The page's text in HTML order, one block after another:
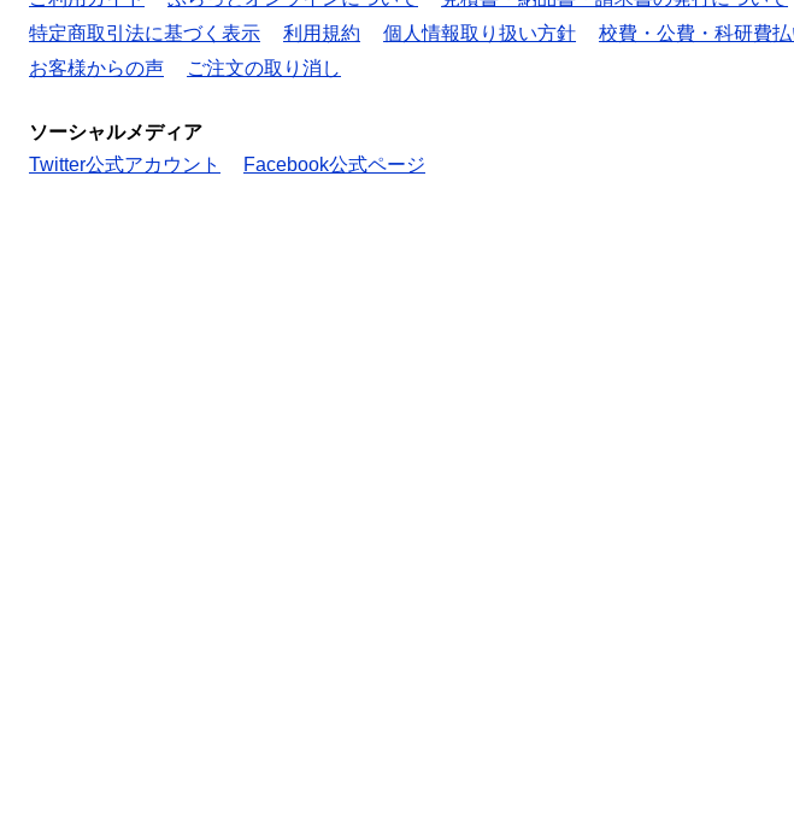
特定商取引法に基づく表示
利用規約 個人情報取り扱い方針 校費・公費・科研費
お客様からの声
ご注文の取り消し
ソーシャルメディア
Twitter公式アカウント
Facebook公式ページ